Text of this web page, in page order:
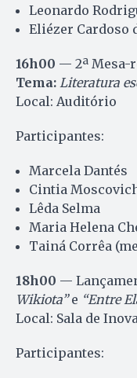
Leonardo
Eliézer Cardoso
16h00 — 2ª Mesa-
Tema: Literatura
Local: Auditório
Participantes:
Marcela Dantés
Cintia
Lêda Selma
Maria Helena
Tainá Corrêa
18h00 —
Wikiota”e “Entre
Local: Sala de
Participantes: